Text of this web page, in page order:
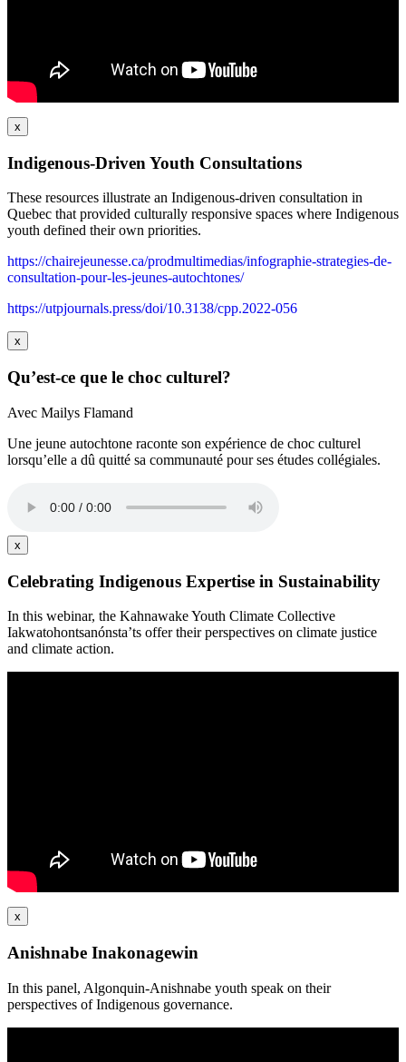
x
Indigenous-Driven Youth Consultations
These resources illustrate an Indigenous-driven consultation in
Quebec that provided culturally responsive spaces where Indigenous
youth defined their own priorities.
https://chairejeunesse.ca/prodmultimedias/infographie-strategies-de-
consultation-pour-les-jeunes-autochtones/
https://utpjournals.press/doi/10.3138/cpp.2022-056
x
Qu’est-ce que le choc culturel?
Avec Mailys Flamand
Une jeune autochtone raconte son expérience de choc culturel
lorsqu’elle a dû quitté sa communauté pour ses études collégiales.
x
Celebrating Indigenous Expertise in Sustainability
In this webinar, the Kahnawake Youth Climate Collective
Iakwatohontsanónsta’ts offer their perspectives on climate justice
and climate action.
x
Anishnabe Inakonagewin
In this panel, Algonquin-Anishnabe youth speak on their
perspectives of Indigenous governance.